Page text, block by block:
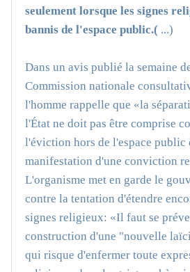
seulement lorsque les signes
bannis de l'espace public.( ...)
Dans un avis publié la semaine
Commission nationale
l'homme rappelle que «la
l'État ne doit pas être comprise
l'éviction hors de l'espace public
manifestation d'une conviction
L'organisme met en garde le
contre la tentation d'étendre
signes religieux: «Il faut se
construction d'une "nouvelle
qui risque d'enfermer toute